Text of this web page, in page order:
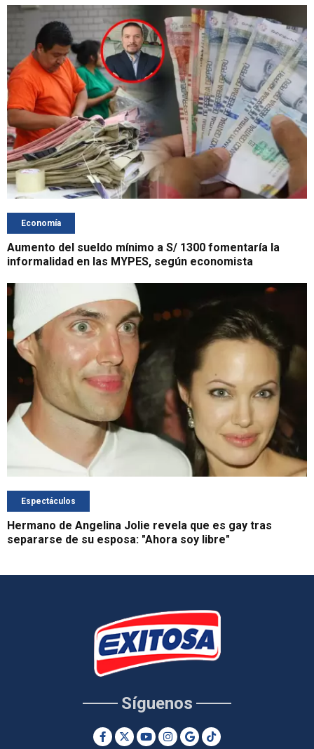
Economía
Aumento del sueldo mínimo a S/ 1300 fomentaría la
informalidad en las MYPES, según economista
Espectáculos
Hermano de Angelina Jolie revela que es gay tras
separarse de su esposa: "Ahora soy libre"
Síguenos